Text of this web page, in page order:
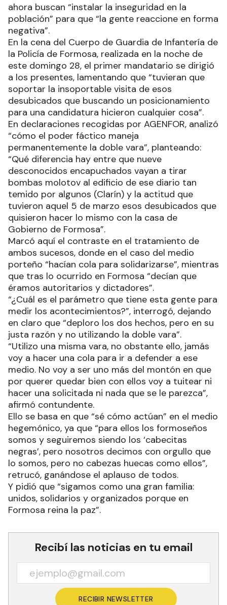
ahora buscan “instalar la inseguridad en la
población” para que “la gente reaccione en forma
negativa”.
En la cena del Cuerpo de Guardia de Infantería de
la Policía de Formosa, realizada en la noche de
este domingo 28, el primer mandatario se dirigió
a los presentes, lamentando que “tuvieran que
soportar la insoportable visita de esos
desubicados que buscando un posicionamiento
para una candidatura hicieron cualquier cosa”.
En declaraciones recogidas por AGENFOR, analizó
“cómo el poder fáctico maneja
permanentemente la doble vara”, planteando:
“Qué diferencia hay entre que nueve
desconocidos encapuchados vayan a tirar
bombas molotov al edificio de ese diario tan
temido por algunos (Clarín) y la actitud que
tuvieron aquel 5 de marzo esos desubicados que
quisieron hacer lo mismo con la casa de
Gobierno de Formosa”.
Marcó aquí el contraste en el tratamiento de
ambos sucesos, donde en el caso del medio
porteño “hacían cola para solidarizarse”, mientras
que tras lo ocurrido en Formosa “decían que
éramos autoritarios y dictadores”.
“¿Cuál es el parámetro que tiene esta gente para
medir los acontecimientos?”, interrogó, dejando
en claro que “deploro los dos hechos, pero en su
justa razón y no utilizando la doble vara”.
“Utilizo una misma vara, no obstante ello, jamás
voy a hacer una cola para ir a defender a ese
medio. No voy a ser uno más del montón en que
por querer quedar bien con ellos voy a tuitear ni
hacer una solicitada ni nada que se le parezca”,
afirmó contundente.
Ello se basa en que “sé cómo actúan” en el medio
hegemónico, ya que “para ellos los formoseños
somos y seguiremos siendo los ‘cabecitas
negras’, pero nosotros decimos con orgullo que
lo somos, pero no cabezas huecas como ellos”,
retrucó, ganándose el aplauso de todos.
Y pidió que “sigamos como una gran familia:
unidos, solidarios y organizados porque en
Formosa reina la paz”.
Recibí las noticias en tu email
RECIBIR NEWSLETTER